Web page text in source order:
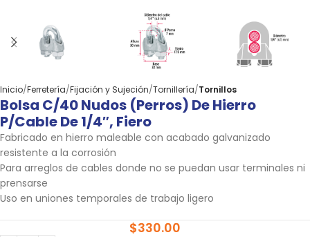
Inicio Ferretería Fijación y Sujeción Tornillería Tornillos
Bolsa C/40 Nudos (perros) De Hierro
P/cable De 1/4″, Fiero
Fabricado en hierro maleable con acabado galvanizado
resistente a la corrosión
Para arreglos de cables donde no se puedan usar terminales ni
prensarse
Uso en uniones temporales de trabajo ligero
$330.00